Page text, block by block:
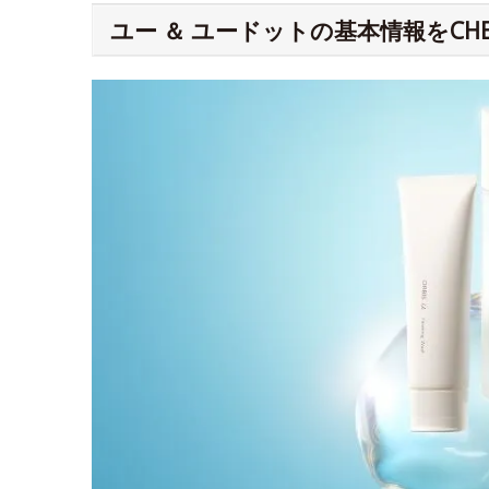
ユー ＆ ユードットの基本情報を